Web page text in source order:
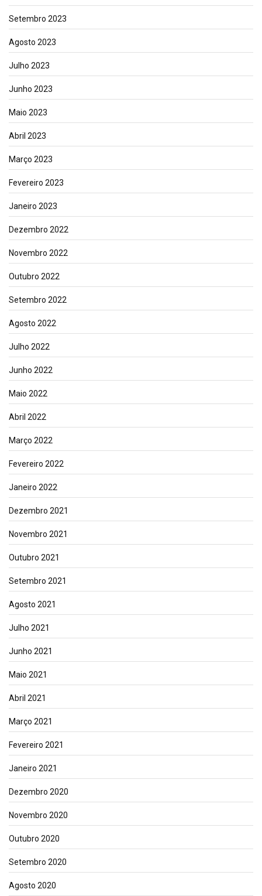
Setembro 2023
Agosto 2023
Julho 2023
Junho 2023
Maio 2023
Abril 2023
Março 2023
Fevereiro 2023
Janeiro 2023
Dezembro 2022
Novembro 2022
Outubro 2022
Setembro 2022
Agosto 2022
Julho 2022
Junho 2022
Maio 2022
Abril 2022
Março 2022
Fevereiro 2022
Janeiro 2022
Dezembro 2021
Novembro 2021
Outubro 2021
Setembro 2021
Agosto 2021
Julho 2021
Junho 2021
Maio 2021
Abril 2021
Março 2021
Fevereiro 2021
Janeiro 2021
Dezembro 2020
Novembro 2020
Outubro 2020
Setembro 2020
Agosto 2020